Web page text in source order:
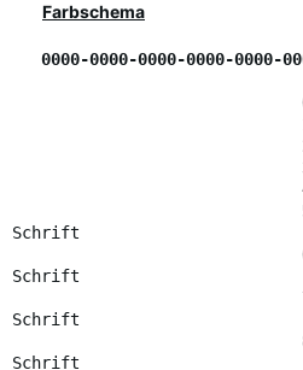
Farbschema
0000-0000-0000-0000-0000-
0:
1:
2:
3:
4:
5: blau
Schrift
6: rot und
Schrift
7: grün
Schrift
8: gelb
Schrift